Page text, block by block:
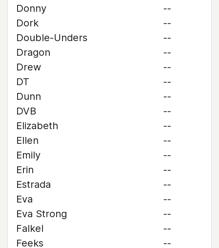
Donny
--
Dork
--
Double-Unders
--
Dragon
--
Drew
--
DT
--
Dunn
--
DVB
--
Elizabeth
--
Ellen
--
Emily
--
Erin
--
Estrada
--
Eva
--
Eva Strong
--
Falkel
--
Feeks
--